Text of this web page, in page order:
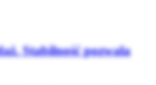
Stabilność pozwala